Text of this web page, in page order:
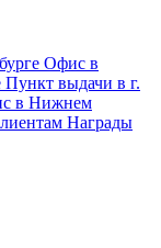
Офис в
Пункт выдачи в г.
в Нижнем
Награды